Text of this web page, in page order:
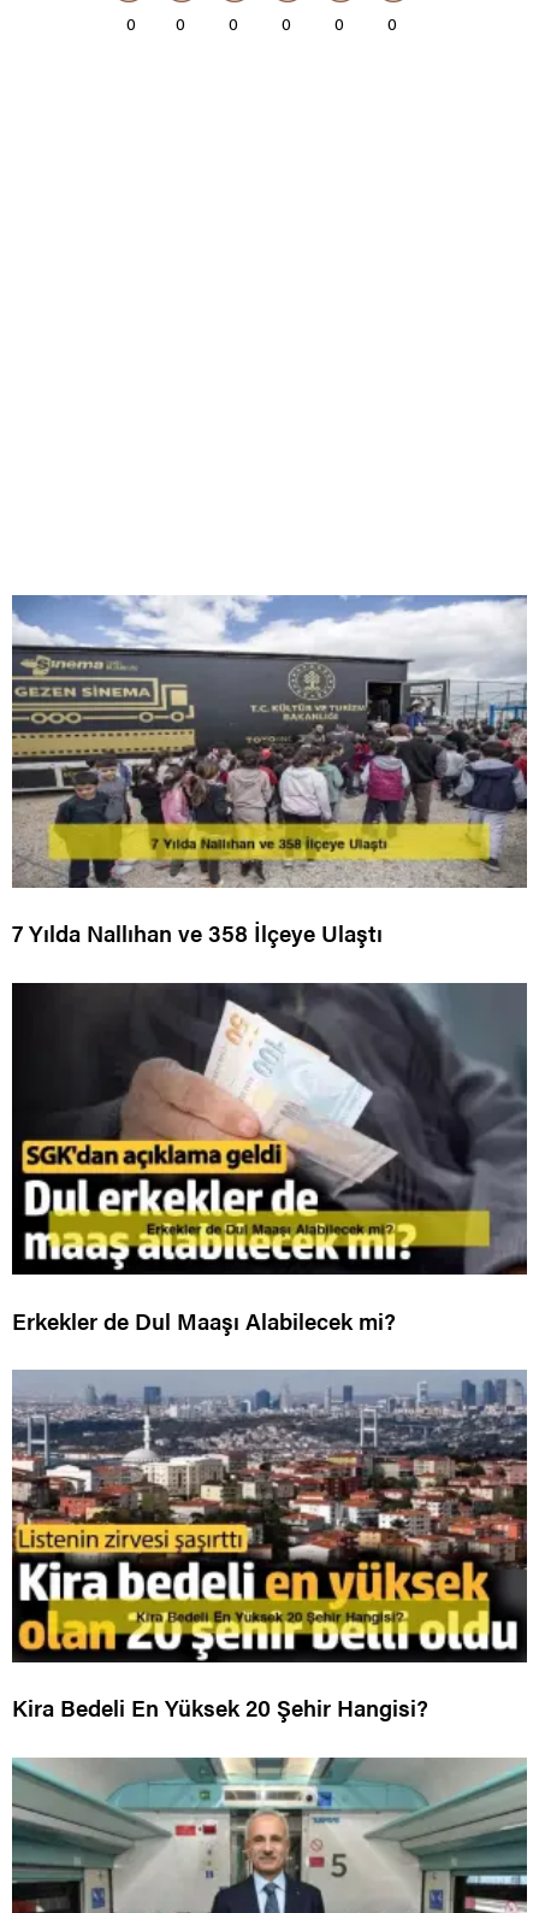
0 0 0 0 0 0
7 Yılda Nallıhan ve 358 İlçeye Ulaştı
Erkekler de Dul Maaşı Alabilecek mi?
Kira Bedeli En Yüksek 20 Şehir Hangisi?